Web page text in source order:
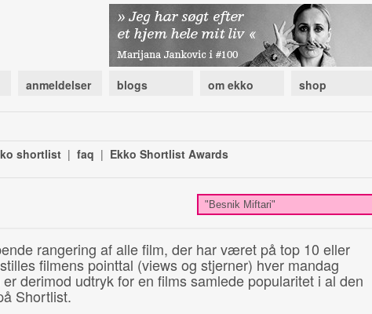
anmeldelser blogs om ekko shop
shortlist | faq | Ekko Shortlist Awards
rangering af alle film, der har været på top 10 eller
filmens pointtal (views og stjerner) hver mandag
derimod udtryk for en films samlede popularitet i al den
Shortlist.